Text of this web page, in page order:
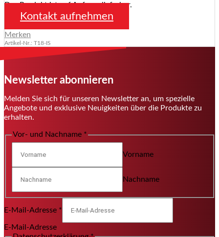
Das Produkt ist auf Anfrage lieferbar.
Kontakt aufnehmen
Merken
Artikel-Nr.: T18-IS
Newsletter abonnieren
Melden Sie sich für unseren Newsletter an, um spezielle
Angebote und exklusive Neuigkeiten über die Produkte zu
erhalten.
Vor- und Nachname *
Vorname
Nachname
E-Mail-Adresse *
E-Mail-Adresse